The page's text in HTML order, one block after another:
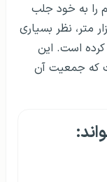
را به خود جلب
متر، نظر بسیاری
کرده است. این
که جمعیت آن